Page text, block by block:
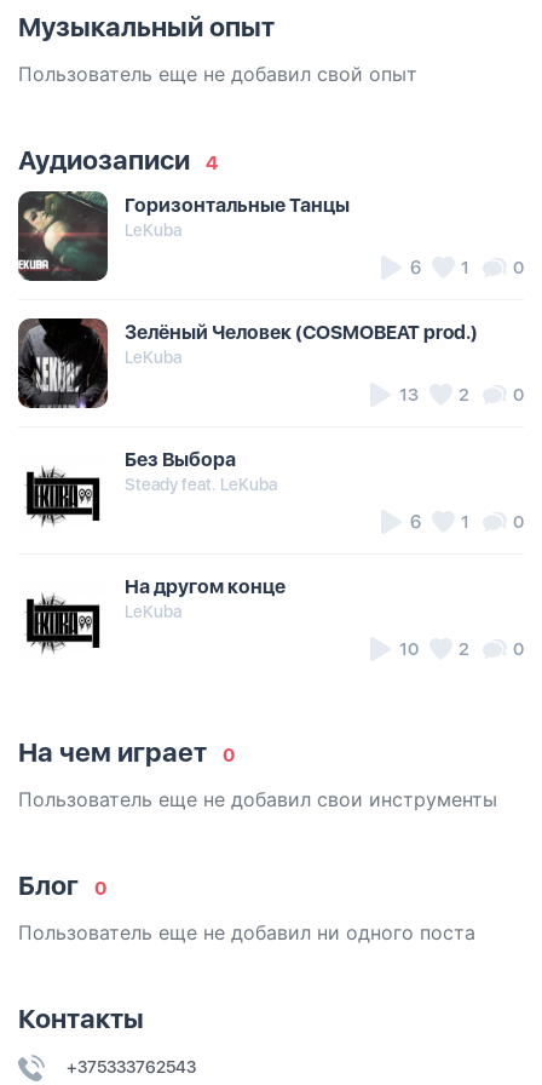
Музыкальный опыт
Пользователь еще не добавил свой опыт
Аудиозаписи
4
Горизонтальные Танцы
LeKuba
6 1 0
Зелёный Человек (COSMOBEAT prod.)
LeKuba
13 2 0
Без Выбора
Steady feat. LeKuba
6 1 0
На другом конце
LeKuba
10 2 0
На чем играет 0
Пользователь еще не добавил свои инструменты
Блог 0
Пользователь еще не добавил ни одного поста
Контакты
+375333762543